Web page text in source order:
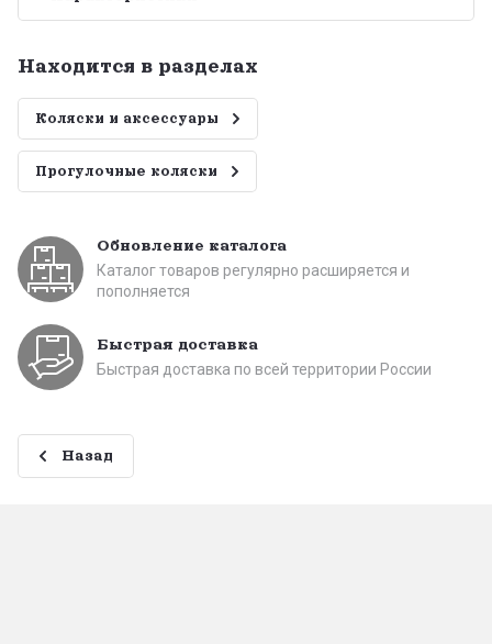
Находится в разделах
Коляски и аксессуары
Прогулочные коляски
Обновление каталога
Каталог товаров регулярно расширяется и
пополняется
Быстрая доставка
Быстрая доставка по всей территории России
Назад